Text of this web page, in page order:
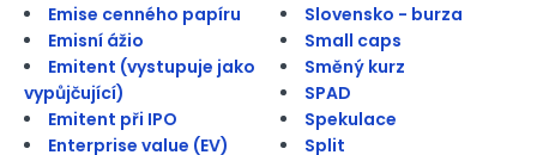
Emise cenného papíru
Emisní ážio
Emitent (vystupuje jako
vypůjčující)
Emitent při IPO
Enterprise value (EV)
Slovensko - burza
Small caps
Směný kurz
SPAD
Spekulace
Split